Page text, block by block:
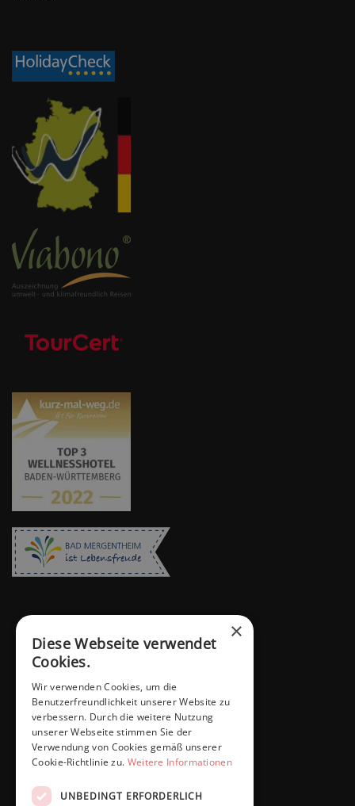
×
Diese Webseite verwendet
Cookies.
Wir verwenden Cookies, um die
Benutzerfreundlichkeit unserer Website zu
verbessern. Durch die weitere Nutzung
unserer Webseite stimmen Sie der
Verwendung von Cookies gemäß unserer
Cookie-Richtlinie zu. Weitere Informationen
UNBEDINGT ERFORDERLICH